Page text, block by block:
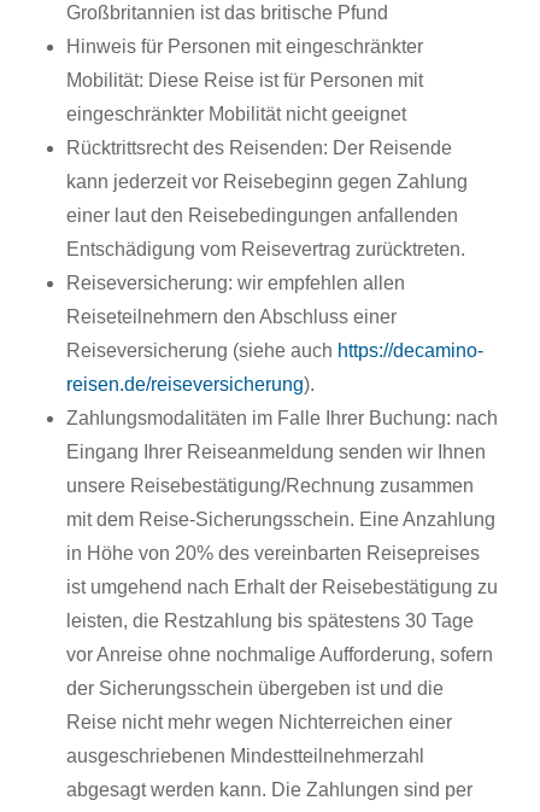
Großbritannien ist das britische Pfund
Hinweis für Personen mit eingeschränkter
Mobilität: Diese Reise ist für Personen mit
eingeschränkter Mobilität nicht geeignet
Rücktrittsrecht des Reisenden: Der Reisende
kann jederzeit vor Reisebeginn gegen Zahlung
einer laut den Reisebedingungen anfallenden
Entschädigung vom Reisevertrag zurücktreten.
Reiseversicherung: wir empfehlen allen
Reiseteilnehmern den Abschluss einer
Reiseversicherung (siehe auch https://decamino-
reisen.de/reiseversicherung).
Zahlungsmodalitäten im Falle Ihrer Buchung: nach
Eingang Ihrer Reiseanmeldung senden wir Ihnen
unsere Reisebestätigung/Rechnung zusammen
mit dem Reise-Sicherungsschein. Eine Anzahlung
in Höhe von 20% des vereinbarten Reisepreises
ist umgehend nach Erhalt der Reisebestätigung zu
leisten, die Restzahlung bis spätestens 30 Tage
vor Anreise ohne nochmalige Aufforderung, sofern
der Sicherungsschein übergeben ist und die
Reise nicht mehr wegen Nichterreichen einer
ausgeschriebenen Mindestteilnehmerzahl
abgesagt werden kann. Die Zahlungen sind per